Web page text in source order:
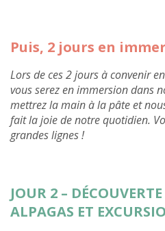
Puis, 2 jours en
Lors de ces 2 jours à convenir
vous serez en immersion dans
mettrez la main à la pâte et
fait la joie de notre quotidien.
grandes lignes !
JOUR 2 –
ALPAGAS ET